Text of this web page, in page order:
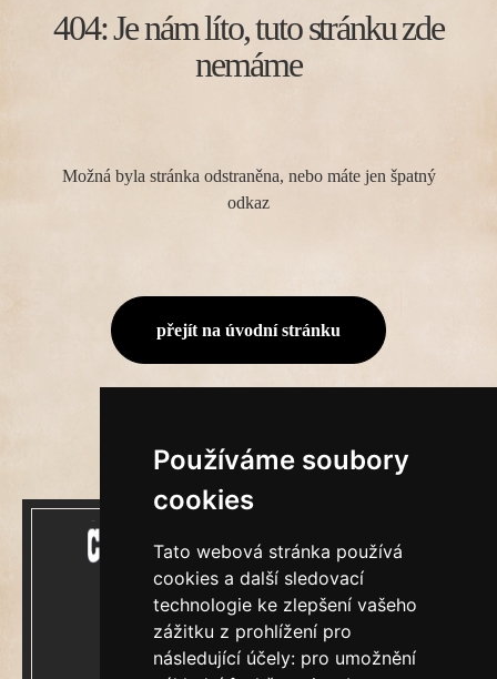
Používáme soubory
cookies
Tato webová stránka používá
cookies a další sledovací
technologie ke zlepšení vašeho
zážitku z prohlížení pro
následující účely: pro umožnění
404: Je nám líto, tuto stránku zde
nemáme
Možná byla stránka odstraněna, nebo máte jen špatný
odkaz
přejít na úvodní stránku
Mecenášem Cimrmanova Zpravodaje je
společnost